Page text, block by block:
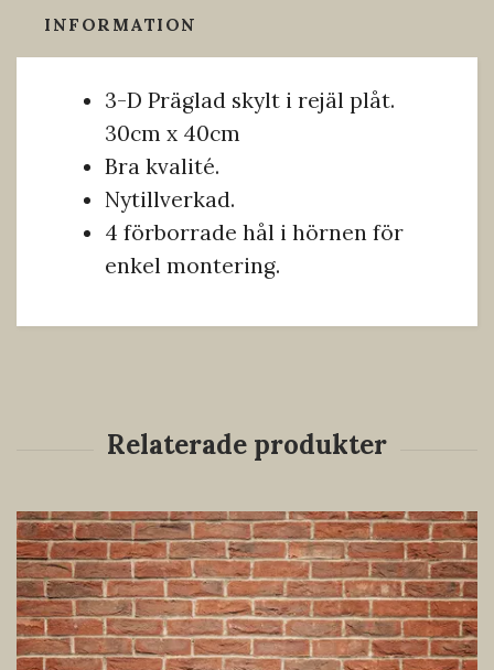
INFORMATION
3-D Präglad skylt i rejäl plåt.
30cm x 40cm
Bra kvalité.
Nytillverkad.
4 förborrade hål i hörnen för
enkel montering.